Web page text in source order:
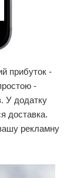
прибуток -
-
У додатку
доставка.
рекламну